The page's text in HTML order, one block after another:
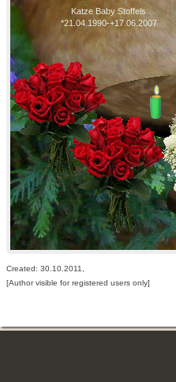
Katze Baby Stoffels
*21.04.1990-+17.06.2007
Created: 30.10.2011,
[Author visible for registered users only]